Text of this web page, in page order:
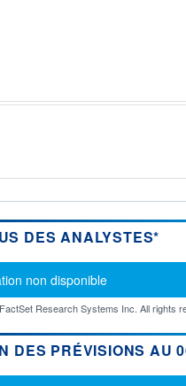
DES ANALYSTES*
d'information
non disponible
Research Systems Inc. All rights
DES PRÉVISIONS AU